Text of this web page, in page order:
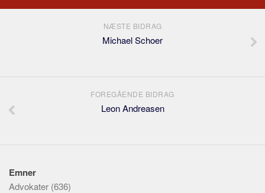
NÆSTE BIDRAG
Michael Schoer
FOREGÅENDE BIDRAG
Leon Andreasen
Emner
Advokater (636)